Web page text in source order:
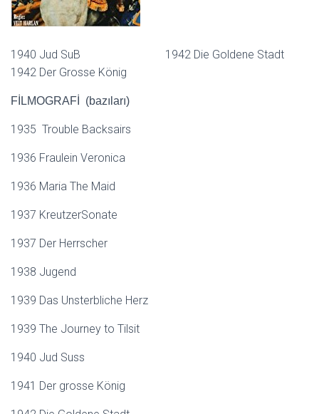
1940 Jud SuB 1942 Die Goldene Stadt
1942 Der Grosse König
FİLMOGRAFİ (bazıları)
1935 Trouble Backsairs
1936 Fraulein Veronica
1936 Maria The Maid
1937 KreutzerSonate
1937 Der Herrscher
1938 Jugend
1939 Das Unsterbliche Herz
1939 The Journey to Tilsit
1940 Jud Suss
1941 Der grosse König